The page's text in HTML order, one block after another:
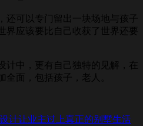
可以专门留出一块场地与孩子
界应该要比自己收获了世界还要
中，更有自己独特的见解，在
全面，包括孩子，老人。
计让业主过上真正的别墅生活